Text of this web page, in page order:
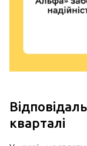
кварталі